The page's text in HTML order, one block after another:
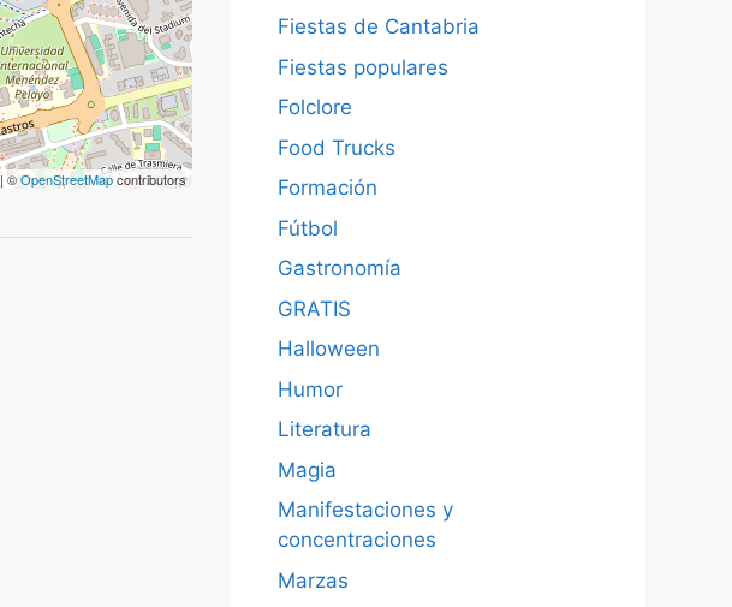
| ©OpenStreetMapcontributors
Fiestas de Cantabria
Fiestas populares
Folclore
Food Trucks
Formación
Fútbol
Gastronomía
GRATIS
Halloween
Humor
Literatura
Magia
Manifestaciones y
concentraciones
Marzas